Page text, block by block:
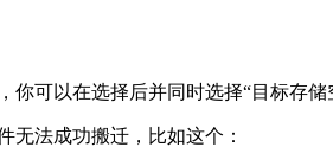
你可以在选择后并同时选择“目标存储
无法成功搬迁，比如这个：